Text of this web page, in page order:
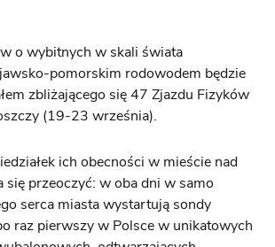
o wybitnych w skali świata
pomorskim rodowodem będzie
zbliżającego się 47 Zjazdu Fizyków
(19-23 września).
ich obecności w mieście nad
się przeoczyć: w oba dni w samo
serca miasta wystartują sondy
raz pierwszy w Polsce w unikatowych